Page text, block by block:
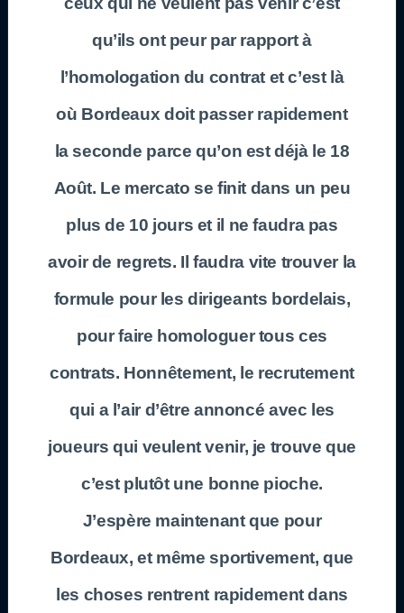
qu’ils ont peur par rapport à
l’homologation du contrat et c’est là
où Bordeaux doit passer rapidement
la seconde parce qu’on est déjà le 18
Août. Le mercato se finit dans un peu
plus de 10 jours et il ne faudra pas
avoir de regrets. Il faudra vite trouver la
formule pour les dirigeants bordelais,
pour faire homologuer tous ces
contrats. Honnêtement, le recrutement
qui a l’air d’être annoncé avec les
joueurs qui veulent venir, je trouve que
c’est plutôt une bonne pioche.
J’espère maintenant que pour
Bordeaux, et même sportivement, que
les choses rentrent rapidement dans